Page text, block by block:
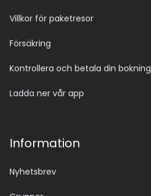
Villkor för paketresor
Försäkring
Kontrollera och betala din bokning
Ladda ner vår app
Information
Nyhetsbrev